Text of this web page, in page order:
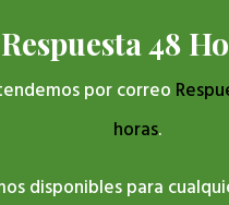
Respuesta 48
por correo
horas.
disponibles para